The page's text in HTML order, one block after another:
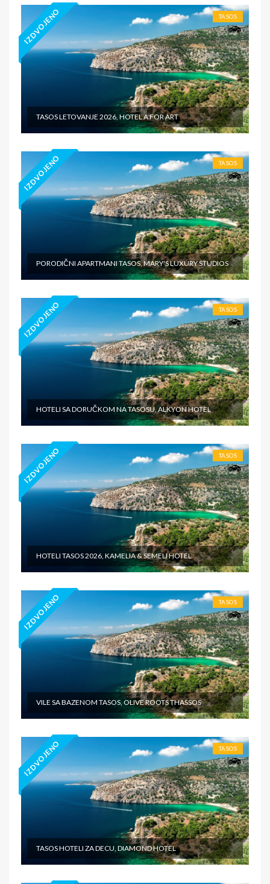
IZDVOJENO TASOS
TASOS LETOVANJE 2026, HOTEL A FOR ART
IZDVOJENO TASOS
PORODIČNI APARTMANI TASOS, MARY'S LUXURY STUDIOS
IZDVOJENO TASOS
HOTELI SA DORUČKOM NA TASOSU, ALKYON HOTEL
IZDVOJENO TASOS
HOTELI TASOS 2026, KAMELIA & SEMELI HOTEL
IZDVOJENO TASOS
VILE SA BAZENOM TASOS, OLIVE ROOTS THASSOS
IZDVOJENO TASOS
TASOS HOTELI ZA DECU, DIAMOND HOTEL